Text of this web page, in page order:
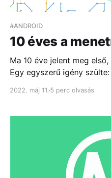
#ANDROID
10 éves a
Ma 10 éve jelent meg
Egy egyszerű igény
percekig kelljen
2022. máj 11. 5 perc olvasás